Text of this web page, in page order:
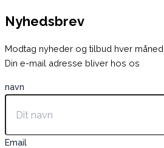
Nyhedsbrev
Modtag nyheder og tilbud hver måned
Din e-mail adresse bliver hos os
navn
Email